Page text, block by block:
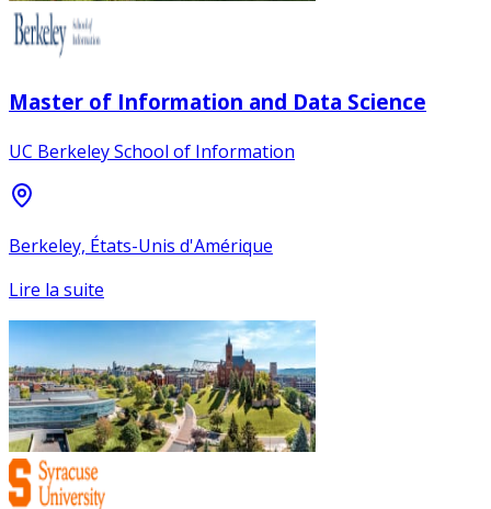
Master of Information and Data Science
UC Berkeley School of Information
Berkeley, États-Unis d'Amérique
Lire la suite